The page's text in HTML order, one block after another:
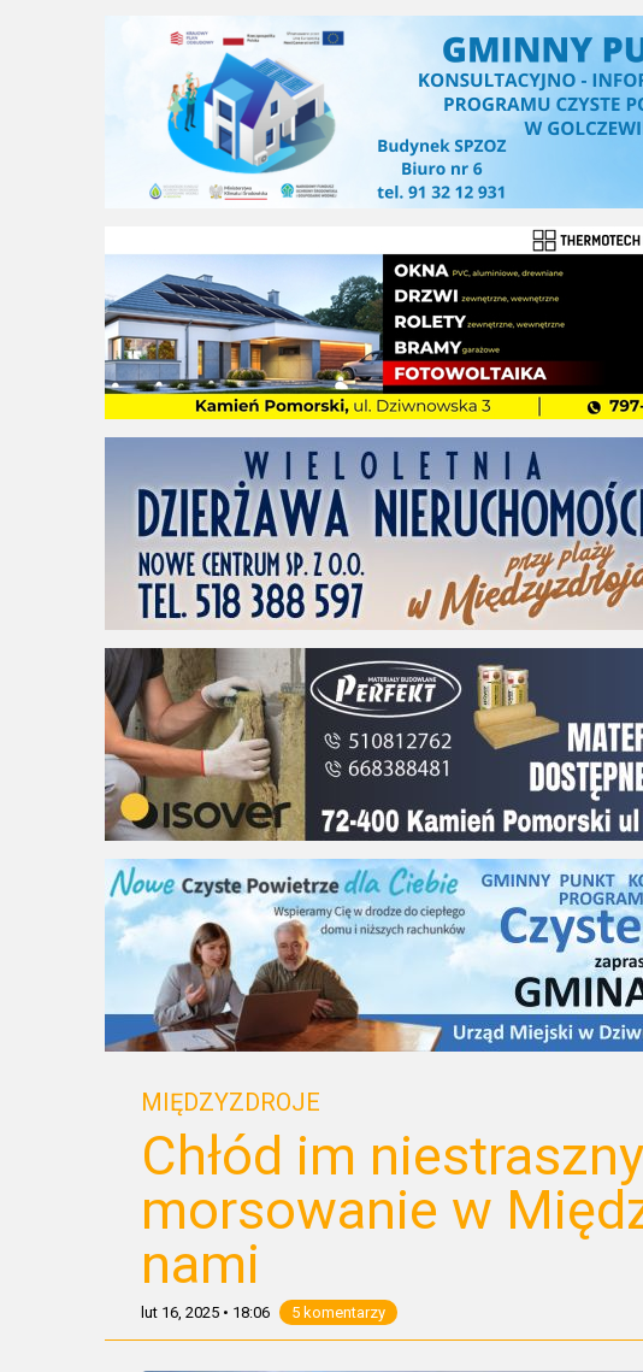
MIĘDZYZDROJE
Chłód im
morsowanie w
nami
lut 16, 2025 • 18:06 5 komentarzy